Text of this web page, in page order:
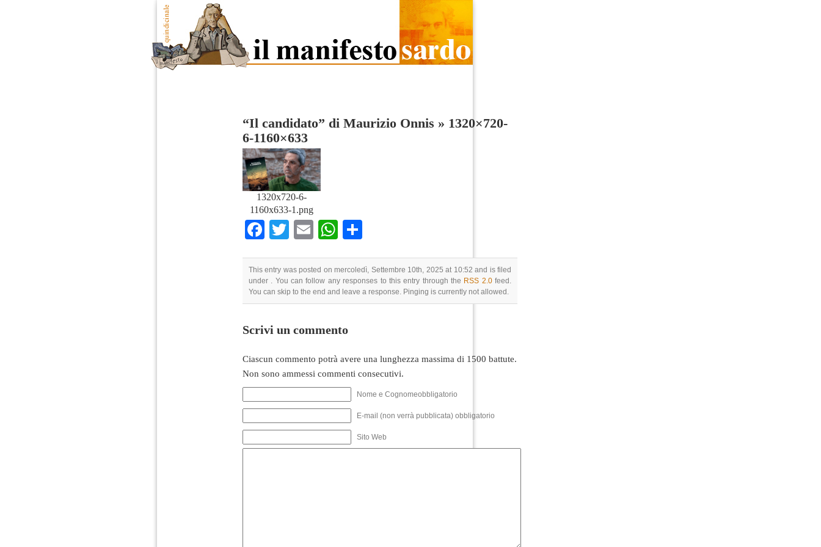
“Il candidato” di Maurizio Onnis » 1320×720-
6-1160×633
1320x720-6-
1160x633-1.png
Facebook
TwitterEmailWhatsApp
This entry was posted on mercoledì, Settembre 10th, 2025 at 10:52 and is filed
under . You can follow any responses to this entry through the RSS 2.0feed.
You can skip to the end and leave a response. Pinging is currently not allowed.
Scrivi un commento
Ciascun commento potrà avere una lunghezza massima di 1500 battute.
Non sono ammessi commenti consecutivi.
Nome e Cognomeobbligatorio
E-mail (non verrà pubblicata) obbligatorio
Sito Web